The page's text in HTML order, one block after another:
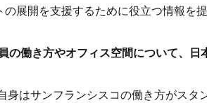
の展開を支援するために役立つ情報を
の働き方やオフィス空間について、日
身はサンフランシスコの働き方がス